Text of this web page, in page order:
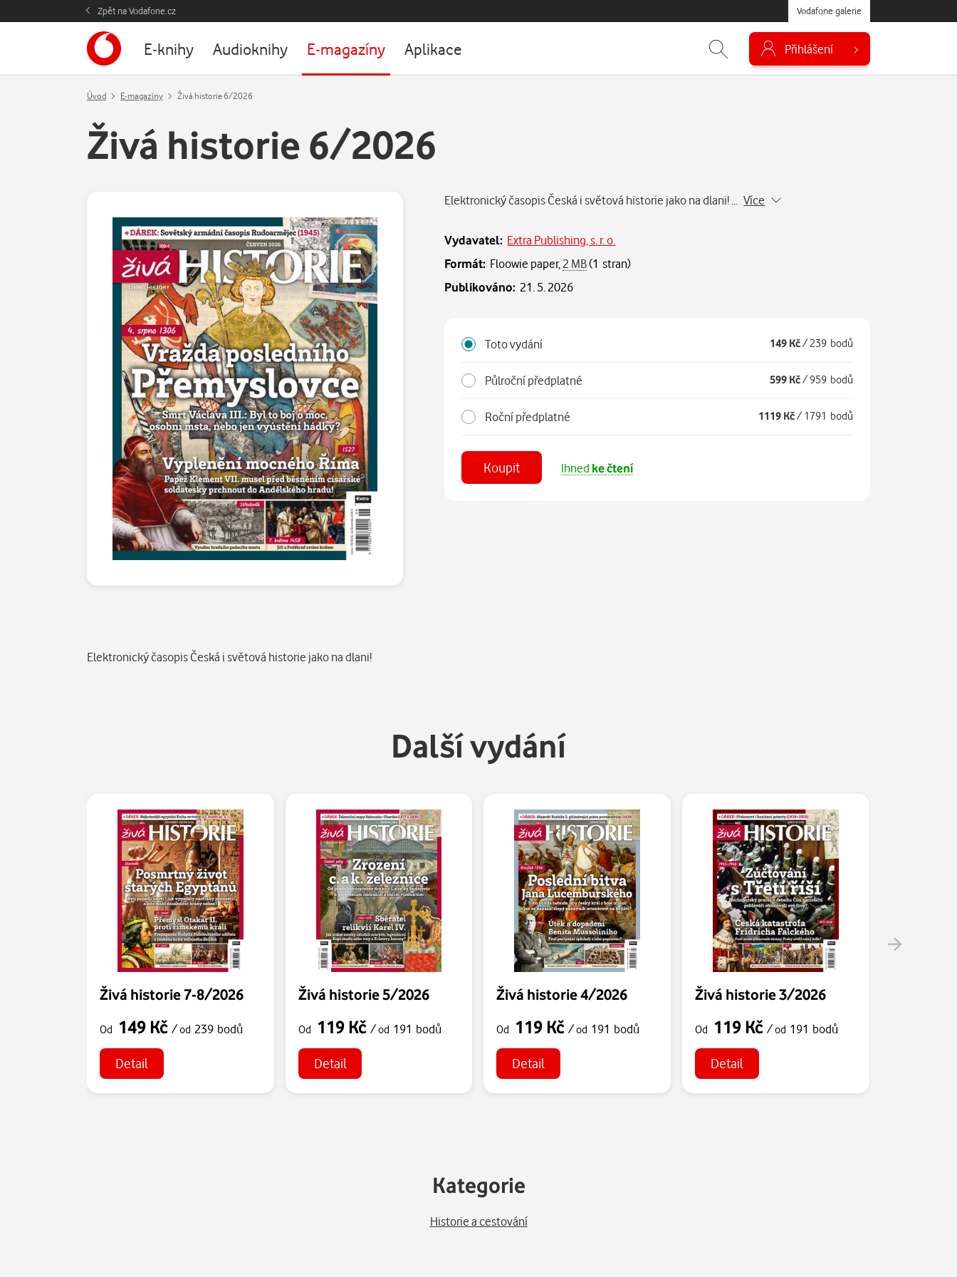
Zpět na Vodafone.cz Vodafone galerie
E-knihy Audioknihy E-magazíny Aplikace Přihlášení
Úvod E-magazíny Živá historie 6/2026
Živá historie 6/2026
Elektronický časopis Česká i světová historie jako na dlani! …Více
Vydavatel: Extra Publishing, s. r. o.
Formát: Floowie paper, 2 MB(1 stran)
Publikováno: 21. 5. 2026
Toto vydání 149 Kč/ 239 bodů
Půlroční předplatné 599 Kč/ 959 bodů
Roční předplatné 1119 Kč/ 1791 bodů
Koupit Ihned ke čtení
Elektronický časopis Česká i světová historie jako na dlani!
Další vydání
Živá historie 7-8/2026
Od 149 Kč /od 239 bodů
Detail
Živá historie 5/2026
Od 119 Kč /od 191 bodů
Detail
Živá historie 4/2026
Od 119 Kč/od 191 bodů
Detail
Živá historie 3/2026
Od 119 Kč/od 191 bodů
Detail
Kategorie
Historie a cestování